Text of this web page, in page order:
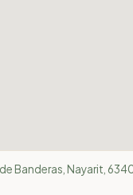
Banderas, Nayarit,